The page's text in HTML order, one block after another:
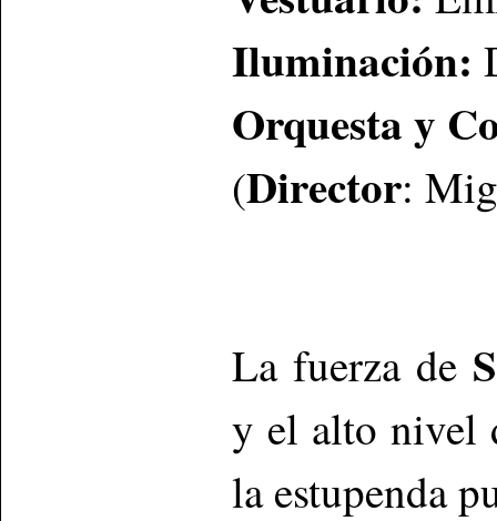
Iluminación:
Orquesta y
(Director:
La fuerza de
y el alto
la estupenda